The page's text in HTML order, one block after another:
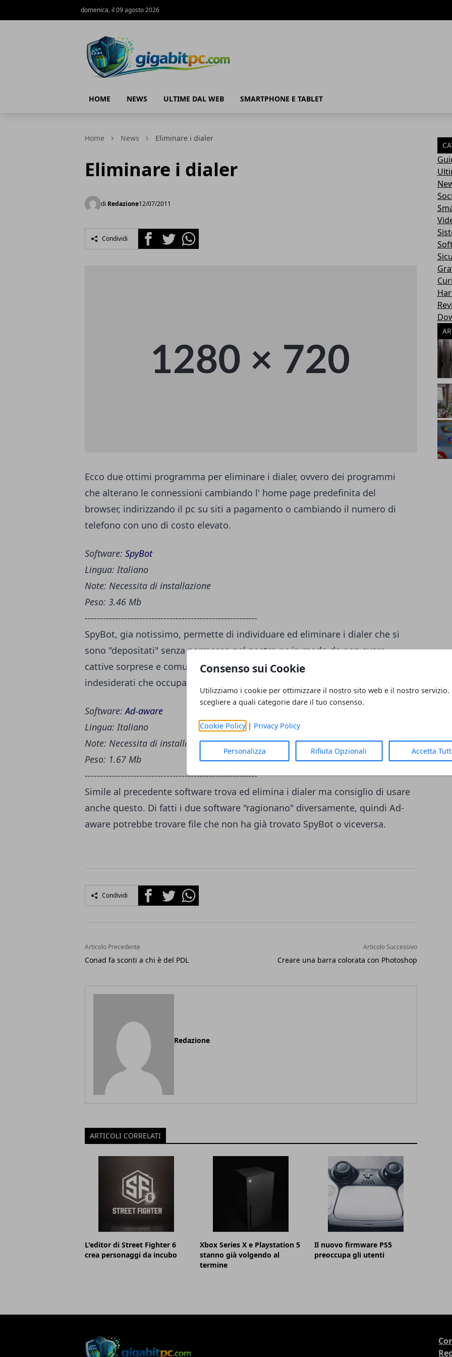
Consenso sui Cookie
Utilizziamo i cookie per ottimizzare il nostro sito web e il nostro servizio.
scegliere a quali categorie dare il tuo consenso.
Cookie Policy| Privacy Policy
Personalizza Rifiuta Opzionali Accetta
domenica, il 09 agosto 2026
HOME NEWS ULTIME DAL WEB SMARTPHONE E TABLET
Home News Eliminare i dialer
Eliminare i dialer
di Redazione12/07/2011
Condividi FacebookTwitterWhatsapp
Ecco due ottimi programma per eliminare i dialer, ovvero dei programmi
che alterano le connessioni cambiando l' home page predefinita del
browser, indirizzando il pc su siti a pagamento o cambiando il numero di
telefono con uno di costo elevato.
Software: SpyBot
Lingua: Italiano
Note: Necessita di installazione
Peso: 3.46 Mb
---------------------------------------------------------
SpyBot, gia notissimo, permette di individuare ed eliminare i dialer che si
sono "depositati" senza permesso nel nostro pc in modo da non avere
cattive sorprese e comunque eliminare file
indesiderati che occupano spazio per niente.
Software:Ad-aware
Lingua: Italiano
Note: Necessita di installazione
Peso: 1.67 Mb
---------------------------------------------------------
Simile al precedente software trova ed elimina i dialer ma consiglio di usare
anche questo. Di fatti i due software "ragionano" diversamente, quindi Ad-
aware potrebbe trovare file che non ha già trovato SpyBot o viceversa.
Condividi FacebookTwitterWhatsapp
Articolo Precedente
Conad fa sconti a chi è del PDL
Articolo Successivo
Creare una barra colorata con Photoshop
Redazione
ARTICOLI CORRELATI
L'editor di Street Fighter 6
crea personaggi da incubo
Xbox Series X e Playstation 5
stanno già volgendo al
termine
Il nuovo firmware PS5
preoccupa gli utenti